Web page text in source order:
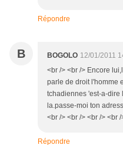
Répondre
B BOGOLO 12/01/2011
<br /> <br /> Encore
parle de droit l'homme
tchadiennes 'est-a-dire
la.passe-moi ton
<br /> <br /> <br /> <br /
Répondre